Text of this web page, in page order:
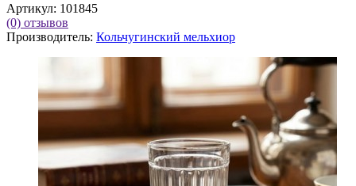
Артикул: 101845
(0) отзывов
Производитель: Кольчугинский мельхиор